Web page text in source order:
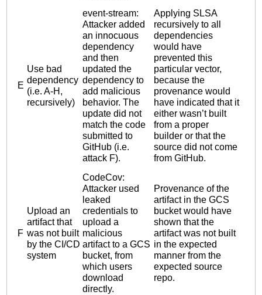
E
Use bad
dependency
(i.e. A-H,
recursively)
event-stream:
Attacker added
an innocuous
dependency
and then
updated the
dependency to
add malicious
behavior. The
update did not
match the code
submitted to
GitHub (i.e.
attack F).
Applying SLSA
recursively to all
dependencies
would have
prevented this
particular vector,
because the
provenance would
have indicated that it
either wasn’t built
from a proper
builder or that the
source did not come
from GitHub.
F
Upload an
artifact that
was not built
by the CI/CD
system
CodeCov:
Attacker used
leaked
credentials to
upload a
malicious
artifact to a GCS
bucket, from
which users
download
directly.
Provenance of the
artifact in the GCS
bucket would have
shown that the
artifact was not built
in the expected
manner from the
expected source
repo.